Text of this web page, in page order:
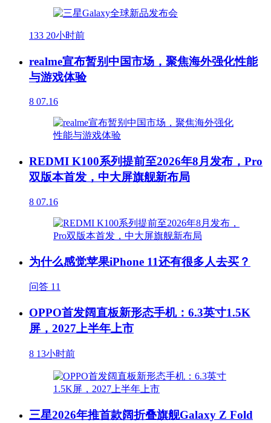
133 20小时前
realme宣布暂别中国市场，聚焦海外强化性能
与游戏体验
8 07.16
REDMI K100系列提前至2026年8月发布，Pro
双版本首发，中大屏旗舰新布局
8 07.16
为什么感觉苹果iPhone 11还有很多人去买？
问答 11
OPPO首发阔直板新形态手机：6.3英寸1.5K
屏，2027上半年上市
8 13小时前
三星2026年推首款阔折叠旗舰Galaxy Z Fold